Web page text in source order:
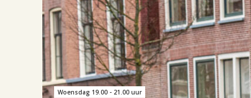
Woensdag 19.00 - 21.00 uur